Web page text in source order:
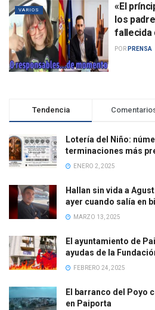
VARIOS
«El
los
fallecida
POR PRENSA
Tendencia
Lotería del Niño:
terminaciones más
ENERO 2, 2025
Hallan sin vida a
ayer cuando salía en
MARZO 13, 2025
El ayuntamiento de
ayudas de la
FEBRERO 24, 2025
El barranco del Poyo
en Paiporta